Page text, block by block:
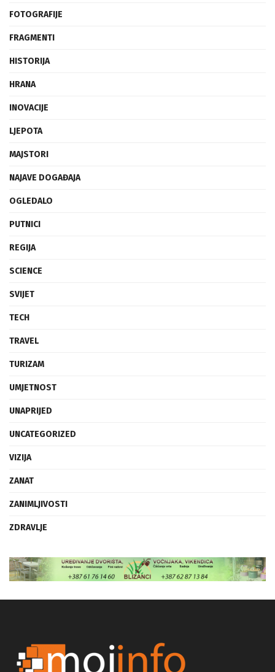
FOTOGRAFIJE
FRAGMENTI
HISTORIJA
HRANA
INOVACIJE
LJEPOTA
MAJSTORI
NAJAVE DOGAĐAJA
OGLEDALO
PUTNICI
REGIJA
SCIENCE
SVIJET
TECH
TRAVEL
TURIZAM
UMJETNOST
UNAPRIJED
UNCATEGORIZED
VIZIJA
ZANAT
ZANIMLJIVOSTI
ZDRAVLJE